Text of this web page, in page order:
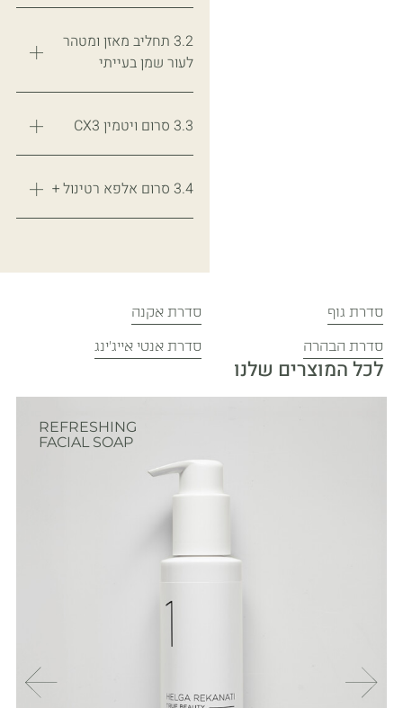
3.2 תחליב מאזן ומטהר
לעור שמן בעייתי
3.3 סרום ויטמין CX3
3.4 סרום אלפא רטינול +
לכל המוצרים שלנו
סדרת גוף סדרת אקנה
סדרת הבהרה סדרת אנטי אייג׳ינג
REFRESHING
FACIAL SOAP